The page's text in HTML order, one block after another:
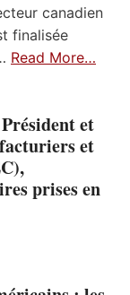
canadien
finalisée
Read More…
et
et
prises en